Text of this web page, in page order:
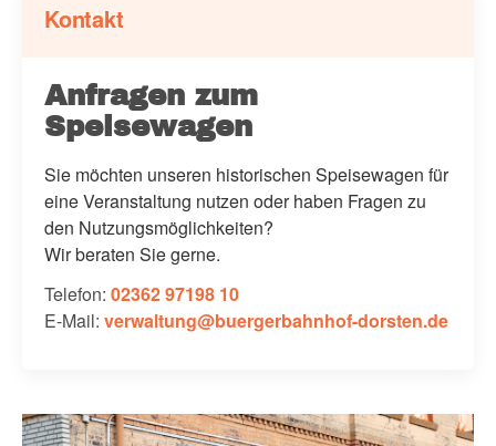
Kontakt
Anfragen zum
Speisewagen
Sie möchten unseren historischen Speisewagen für
eine Veranstaltung nutzen oder haben Fragen zu
den Nutzungsmöglichkeiten?
Wir beraten Sie gerne.
Telefon: 02362 97198 10
E-Mail: verwaltung@buergerbahnhof-dorsten.de